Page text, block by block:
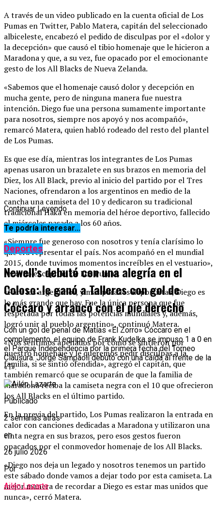
A través de un video publicado en la cuenta oficial de Los
Pumas en Twitter, Pablo Matera, capitán del seleccionado
albiceleste, encabezó el pedido de disculpas por el «dolor y
la decepción» que causó el tibio homenaje que le hicieron a
Maradona y que, a su vez, fue opacado por el emocionante
gesto de los All Blacks de Nueva Zelanda.
«Sabemos que el homenaje causó dolor y decepción en
mucha gente, pero de ninguna manera fue nuestra
intención. Diego fue una persona sumamente importante
para nosotros, siempre nos apoyó y nos acompañó»,
remarcó Matera, quien habló rodeado del resto del plantel
de Los Pumas.
Es que ese día, mientras los integrantes de Los Pumas
apenas usaron un brazalete en sus brazos en memoria del
Diez, los All Black, previo al inicio del partido por el Tres
Naciones, ofrendaron a los argentinos en medio de la
cancha una camiseta del 10 y dedicaron su tradicional
tradicional Haka en memoria del héroe deportivo, fallecido
el miércoles pasado a los 60 años.
«Siempre fue generoso con nosotros y tenía clarísimo lo
que era representar el país. Nos acompañó en el mundial
2015, donde tuvimos momentos increíbles en el vestuario»,
recordó el capitán de Los Pumas.
«Para los argentinos, y más para los deportistas, Diego es
lo más grande que hay. Fue la única persona que fue
respetada por todas las potencias mundiales y, además,
logró unir al pueblo argentino», continuó Matera.
«Nos sentimos apenados por cómo se sintieron por
nuestro homenaje y le queremos pedir disculpas a la
familia, si se sintió ofendida», agregó el capitán, que
también remarcó que se ocuparán de que la familia de
Maradona reciba la camiseta negra con el 10 que ofrecieron
los All Blacks en el último partido.
En la previa del partido, Los Pumas realizaron la entrada en
calor con canciones dedicadas a Maradona y utilizaron una
cinta negra en sus brazos, pero esos gestos fueron
opacados por el conmovedor homenaje de los All Blacks.
«Diego nos deja un legado y nosotros tenemos un partido
este sábado donde vamos a dejar todo por esta camiseta. La
mejor manera de recordar a Diego es estar mas unidos que
nunca», cerró Matera.
Continuar Leyendo
Te podría interesar...
Deportes
Newell’s debutó con una alegría en el
Coloso: le ganó a Talleres con gol de
Cóccaro y arrancó con el pie derecho
Con un gol de penal de Matías «El Zorro» Cóccaro en el
complemento, el equipo de Frank Kudelka se impuso 1 a 0 en
el Parque Independencia por la primera fecha del Torneo
Clausura. Jorge Sampaoli debutó con una caída al frente de la
«T».
Publicado
2 semanas atrás
en
26 julio 2026
Por
Ailén Lazarte